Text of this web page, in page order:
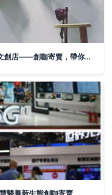
記者實探鄭州手帳咖必去的文創店——創咖寄賣，帶你入坑開掛沒商量